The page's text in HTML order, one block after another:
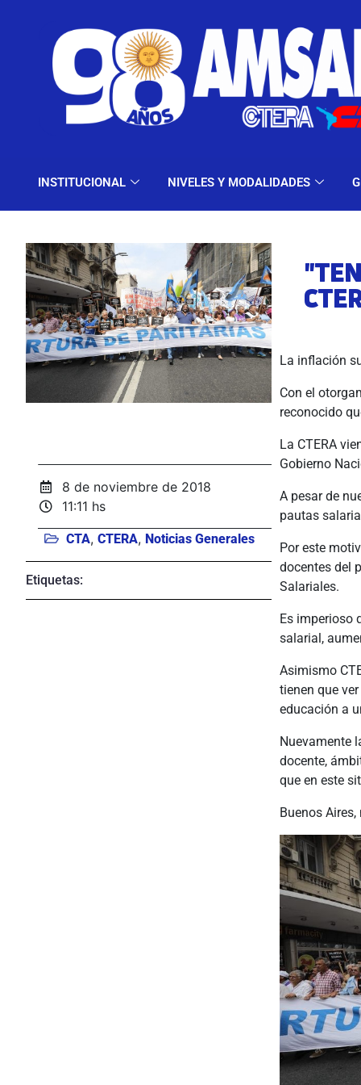
INSTITUCIONAL NIVELES Y MODALIDADES
INSTITUCIONAL
8 de noviembre de 2018
11:11 hs
CTA, CTERA, Noticias Generales
Etiquetas:
La inflación
Con el
reconocido
La CTERA
Gobierno
A pesar de
pautas
Por este
docentes del
Salariales.
Es imperioso
salarial,
Asimismo
tienen que
educación a
Nuevamente
docente,
que en este
Buenos